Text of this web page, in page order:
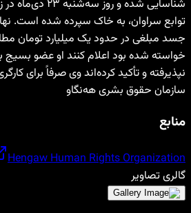
شناسایی شده و
توابع سراوان، به خاک سپرده شده است.
جسد مبلغی در حدود یک میلیارد تومان
خواسته شده بود اعلام کنند او عضو بسیج
نپذیرفته و تأکید کرده‌اند وی صرفاً برای
سازمان حقوق بشری هه‌نگاو
منابع
Hengaw Human Rights Organization
گالری تصاویر